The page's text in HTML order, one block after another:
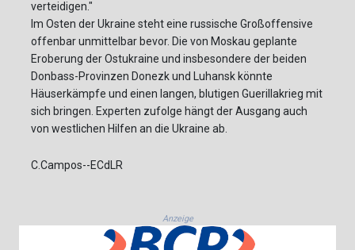
verteidigen."
Im Osten der Ukraine steht eine russische Großoffensive
offenbar unmittelbar bevor. Die von Moskau geplante
Eroberung der Ostukraine und insbesondere der beiden
Donbass-Provinzen Donezk und Luhansk könnte
Häuserkämpfe und einen langen, blutigen Guerillakrieg mit
sich bringen. Experten zufolge hängt der Ausgang auch
von westlichen Hilfen an die Ukraine ab.
C.Campos--ECdLR
Anzeige